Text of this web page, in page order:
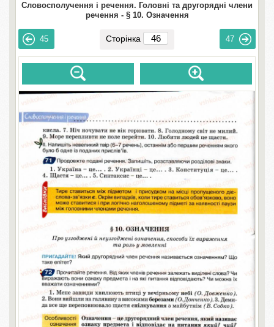
Словосполучення і речення. Головні та другорядні члени
речення - § 10. Означення
45 Сторінка 47